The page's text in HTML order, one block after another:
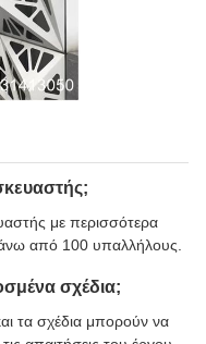
με περισσότερα
από 100 υπαλλήλους.
σχέδια;
τα σχέδια μπορούν να